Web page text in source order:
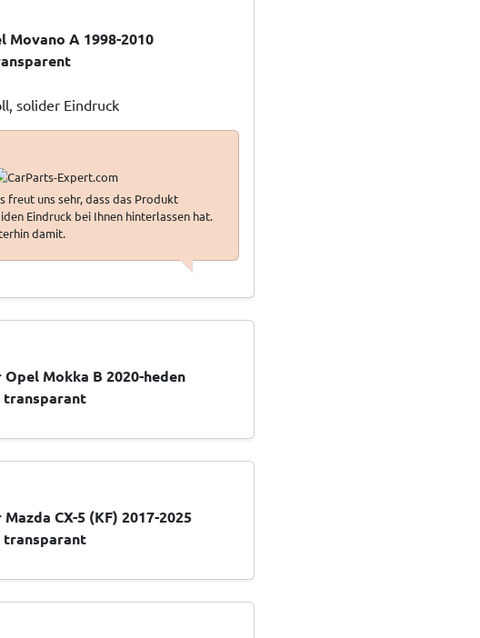
Movano A 1998-2010
solider Eindruck
freut uns sehr, dass das Produkt
Eindruck bei Ihnen hinterlassen hat.
damit.
Mokka B 2020-heden
CX-5 (KF) 2017-2025